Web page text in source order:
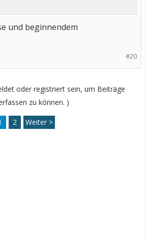
und beginnendem
#20
oder registriert sein, um Beiträge
zu können. )
2 Weiter >